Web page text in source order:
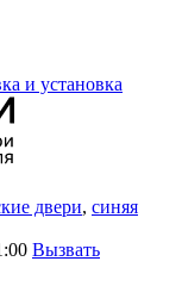
и установка
двери, синяя
Вызвать